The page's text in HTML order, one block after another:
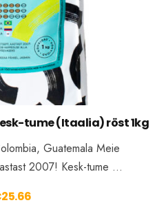
tume (Itaalia) röst 1kg
Guatemala Meie
2007! Kesk-tume …
25.66